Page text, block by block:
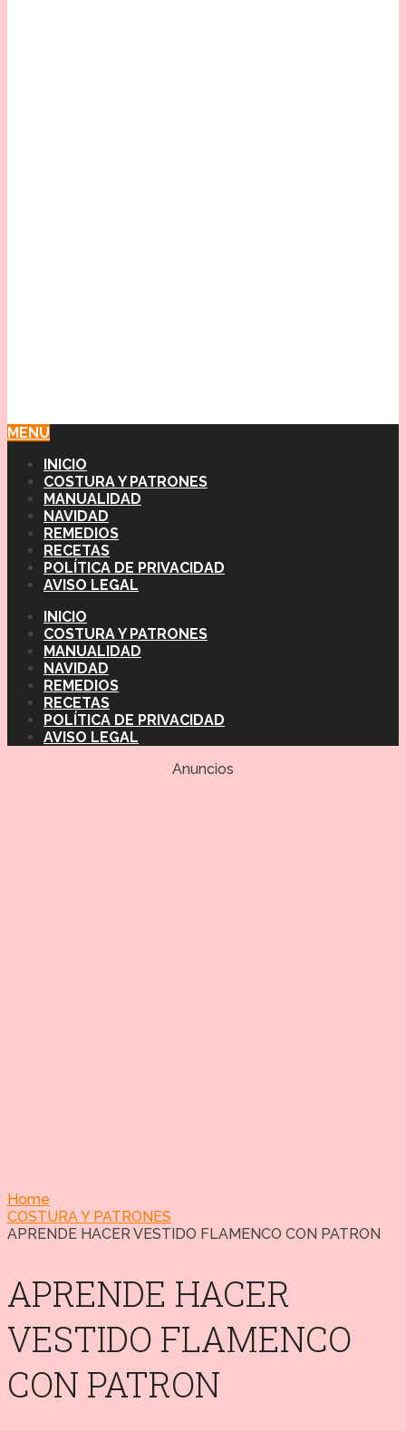
MENU
INICIO
COSTURA Y PATRONES
MANUALIDAD
NAVIDAD
REMEDIOS
RECETAS
POLÍTICA DE PRIVACIDAD
AVISO LEGAL
INICIO
COSTURA Y PATRONES
MANUALIDAD
NAVIDAD
REMEDIOS
RECETAS
POLÍTICA DE PRIVACIDAD
AVISO LEGAL
Anuncios
Home
COSTURA Y PATRONES
APRENDE HACER VESTIDO FLAMENCO CON PATRON
APRENDE HACER
VESTIDO FLAMENCO
CON PATRON